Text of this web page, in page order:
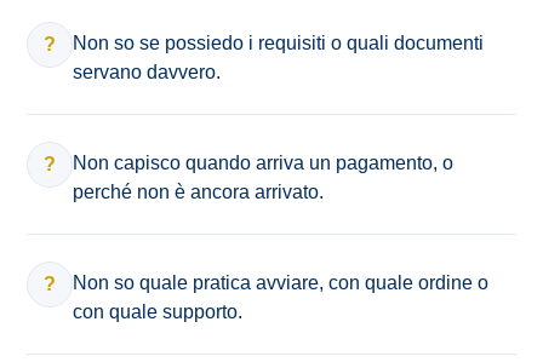
?
Non so se possiedo i requisiti o quali documenti
servano davvero.
?
Non capisco quando arriva un pagamento, o
perché non è ancora arrivato.
?
Non so quale pratica avviare, con quale ordine o
con quale supporto.